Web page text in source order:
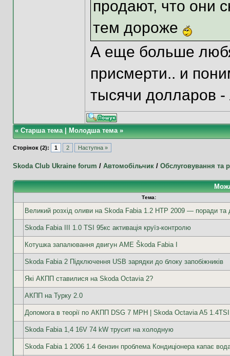
продают, что они
тем дороже
А еще больше
присмерти.. и
тысячи долларов -
«Старша тема|Молодша тема»
Сторінок (2): 1 2 Наступна »
Skoda Club Ukraine forum / Автомобільчик/ Обслуговування та
Тема:
Великий розхід оливи на Skoda Fabia 1.2 HTP 2009 — поради та
Skoda Fabia III 1.0 TSI 95кс активація круїз-контролю
Котушка запалювання двигун AME Škoda Fabia I
Skoda Fabia 2 Підключення USB зарядки до блоку запобіжників
Які АКПП ставилися на Skoda Octavia 2?
АКПП на Турку 2.0
Допомога в теорії по АКПП DSG 7 MPH | Skoda Octavia A5 1.4TSI
Skoda Fabia 1,4 16V 74 kW трусит на холодную
Skoda Fabia 1 2006 1.4 бензин проблема Кондиціонера капає